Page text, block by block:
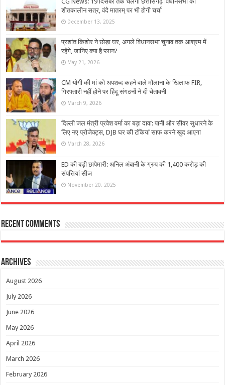
शीतकालीन सत्र, वंदे मातरम् पर भी होगी चर्चा
December 13, 2025
प्रशांत किशोर ने छोड़ा घर, अगले विधानसभा चुनाव तक आश्रम में
रहेंगे, जानिए क्या है प्लान?
May 21, 2026
CM योगी की मां को अपशब्द कहने वाले मौलाना के खिलाफ FIR,
गिरफ्तारी नहीं होने पर हिंदू संगठनों ने दी चेतावनी
March 9, 2026
दिल्ली जल मंत्री प्रवेश वर्मा का बड़ा दावा: पानी और सीवर सुधारने के
लिए नए प्रोजेक्ट्स, DJB घर की टंकियां साफ करने खुद आएगा
March 28, 2026
ED की बड़ी छापेमारी: अनिल अंबानी के ग्रुप की 1,400 करोड़ की
संपत्तियां सीज
November 20, 2025
Recent Comments
Archives
August 2026
July 2026
June 2026
May 2026
April 2026
March 2026
February 2026